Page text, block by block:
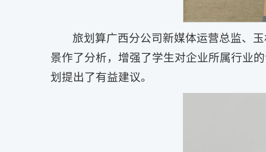
旅划算广西分公司新媒体运营总监、
景作了分析，增强了学生对企业所属行业
划提出了有益建议。